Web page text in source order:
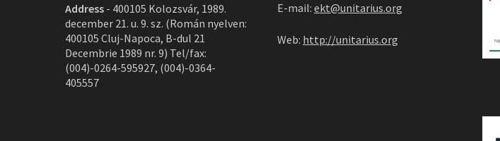
Address - 400105 Kolozsvár, 1989.
december 21. u. 9. sz. (Román nyelven:
400105 Cluj-Napoca, B-dul 21
Decembrie 1989 nr. 9) Tel/fax:
(004)-0264-595927, (004)-0364-
405557
E-mail: ekt@unitarius.org
Web: http://unitarius.org